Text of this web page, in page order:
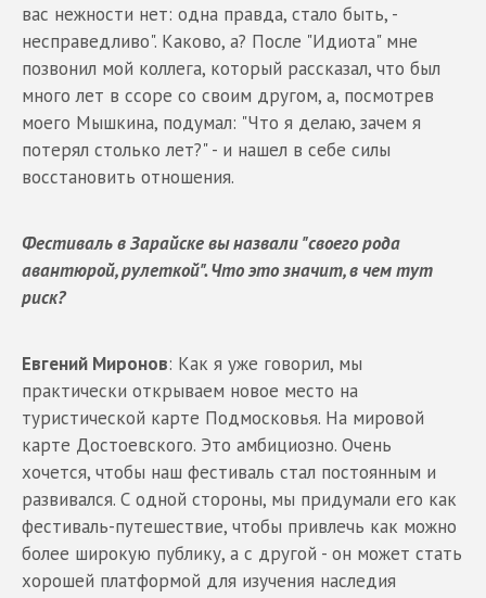
вас нежности нет: одна правда, стало быть, -
несправедливо". Каково, а? После "Идиота" мне
позвонил мой коллега, который рассказал, что был
много лет в ссоре со своим другом, а, посмотрев
моего Мышкина, подумал: "Что я делаю, зачем я
потерял столько лет?" - и нашел в себе силы
восстановить отношения.
Фестиваль в Зарайске вы назвали "своего рода
авантюрой, рулеткой". Что это значит, в чем тут
риск?
Евгений Миронов: Как я уже говорил, мы
практически открываем новое место на
туристической карте Подмосковья. На мировой
карте Достоевского. Это амбициозно. Очень
хочется, чтобы наш фестиваль стал постоянным и
развивался. С одной стороны, мы придумали его как
фестиваль-путешествие, чтобы привлечь как можно
более широкую публику, а с другой - он может стать
хорошей платформой для изучения наследия